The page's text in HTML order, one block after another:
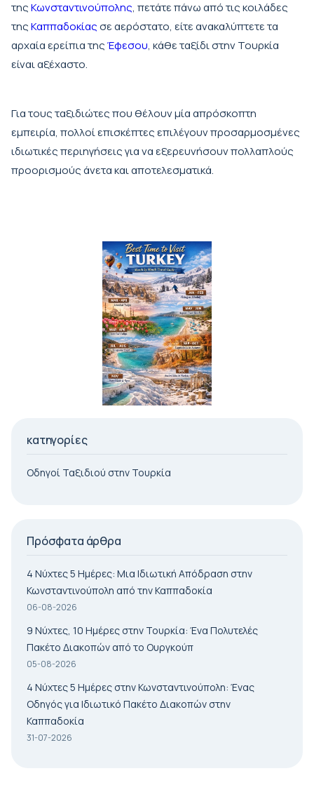
τηςΚωνσταντινούπολης, πετάτε πάνω από τις κοιλάδες
τηςΚαππαδοκίαςσε αερόστατο, είτε ανακαλύπτετε τα
αρχαία ερείπια τηςΈφεσου, κάθε ταξίδι στην Τουρκία
είναι αξέχαστο.
Για τους ταξιδιώτες που θέλουν μία απρόσκοπτη
εμπειρία, πολλοί επισκέπτες επιλέγουν προσαρμοσμένες
ιδιωτικές περιηγήσεις για να εξερευνήσουν πολλαπλούς
προορισμούς άνετα και αποτελεσματικά.
κατηγορίες
Οδηγοί Ταξιδιού στην Τουρκία
Πρόσφατα άρθρα
4 Νύχτες 5 Ημέρες: Μια Ιδιωτική Απόδραση στην
Κωνσταντινούπολη από την Καππαδοκία
06-08-2026
9 Νύχτες, 10 Ημέρες στην Τουρκία: Ένα Πολυτελές
Πακέτο Διακοπών από το Ουργκούπ
05-08-2026
4 Νύχτες 5 Ημέρες στην Κωνσταντινούπολη: Ένας
Οδηγός για Ιδιωτικό Πακέτο Διακοπών στην
Καππαδοκία
31-07-2026